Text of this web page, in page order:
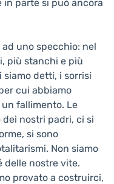
parte si può ancora
uno specchio: nel
più stanchi e più
detti, i sorrisi
cui abbiamo
fallimento. Le
nostri padri, ci si
si sono
Non siamo
delle nostre vite.
provato a costruirci,